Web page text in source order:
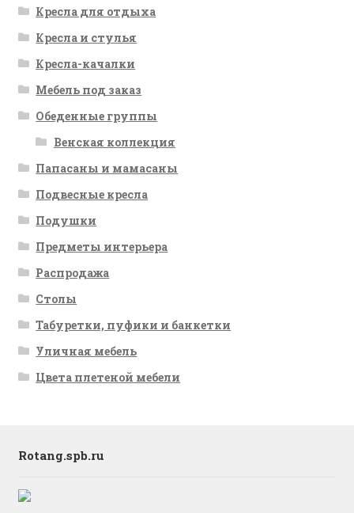
Кресла для отдыха
Кресла и стулья
Кресла-качалки
Мебель под заказ
Обеденные группы
Венская коллекция
Папасаны и мамасаны
Подвесные кресла
Подушки
Предметы интерьера
Распродажа
Столы
Табуретки, пуфики и банкетки
Уличная мебель
Цвета плетеной мебели
Rotang.spb.ru